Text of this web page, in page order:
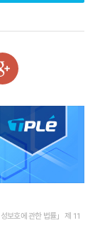
보호에 관한 법률」 제 11